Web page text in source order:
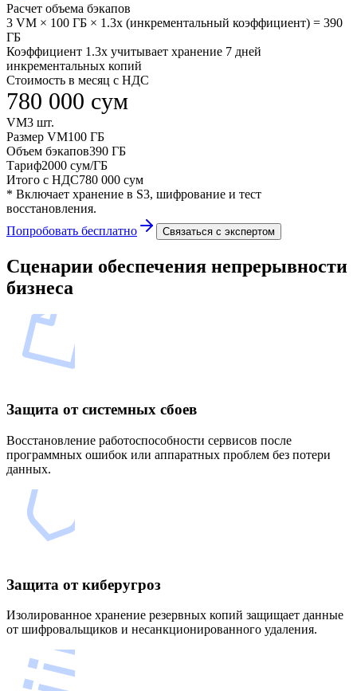
Расчет объема бэкапов
3 VM × 100 ГБ × 1.3x (инкрементальный коэффициент) = 390
ГБ
Коэффициент 1.3x учитывает хранение 7 дней
инкрементальных копий
Стоимость в месяц с НДС
780 000 сум
VM3 шт.
Размер VM100 ГБ
Объем бэкапов390 ГБ
Тариф2000 сум/ГБ
Итого с НДС780 000 сум
* Включает хранение в S3, шифрование и тест
восстановления.
Попробовать бесплатно
Связаться с экспертом
Сценарии обеспечения непрерывности
бизнеса
Защита от системных сбоев
Восстановление работоспособности сервисов после
программных ошибок или аппаратных проблем без потери
данных.
Защита от киберугроз
Изолированное хранение резервных копий защищает данные
от шифровальщиков и несанкционированного удаления.